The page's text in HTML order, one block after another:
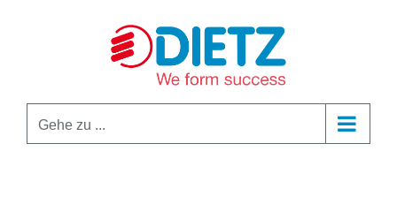
Gehe zu ...